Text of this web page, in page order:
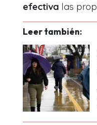
efectiva las
Leer también: